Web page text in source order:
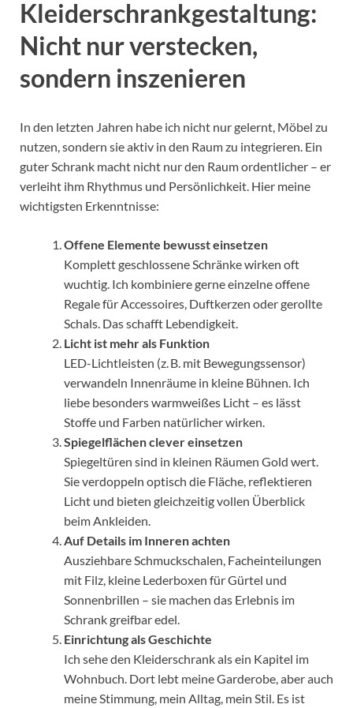
Kleiderschrankgestaltung:
Nicht nur verstecken,
sondern inszenieren
In den letzten Jahren habe ich nicht nur gelernt, Möbel zu
nutzen, sondern sie aktiv in den Raum zu integrieren. Ein
guter Schrank macht nicht nur den Raum ordentlicher – er
verleiht ihm Rhythmus und Persönlichkeit. Hier meine
wichtigsten Erkenntnisse:
Offene Elemente bewusst einsetzen
Komplett geschlossene Schränke wirken oft
wuchtig. Ich kombiniere gerne einzelne offene
Regale für Accessoires, Duftkerzen oder gerollte
Schals. Das schafft Lebendigkeit.
Licht ist mehr als Funktion
LED-Lichtleisten (z. B. mit Bewegungssensor)
verwandeln Innenräume in kleine Bühnen. Ich
liebe besonders warmweißes Licht – es lässt
Stoffe und Farben natürlicher wirken.
Spiegelflächen clever einsetzen
Spiegeltüren sind in kleinen Räumen Gold wert.
Sie verdoppeln optisch die Fläche, reflektieren
Licht und bieten gleichzeitig vollen Überblick
beim Ankleiden.
Auf Details im Inneren achten
Ausziehbare Schmuckschalen, Facheinteilungen
mit Filz, kleine Lederboxen für Gürtel und
Sonnenbrillen – sie machen das Erlebnis im
Schrank greifbar edel.
Einrichtung als Geschichte
Ich sehe den Kleiderschrank als ein Kapitel im
Wohnbuch. Dort lebt meine Garderobe, aber auch
meine Stimmung, mein Alltag, mein Stil. Es ist